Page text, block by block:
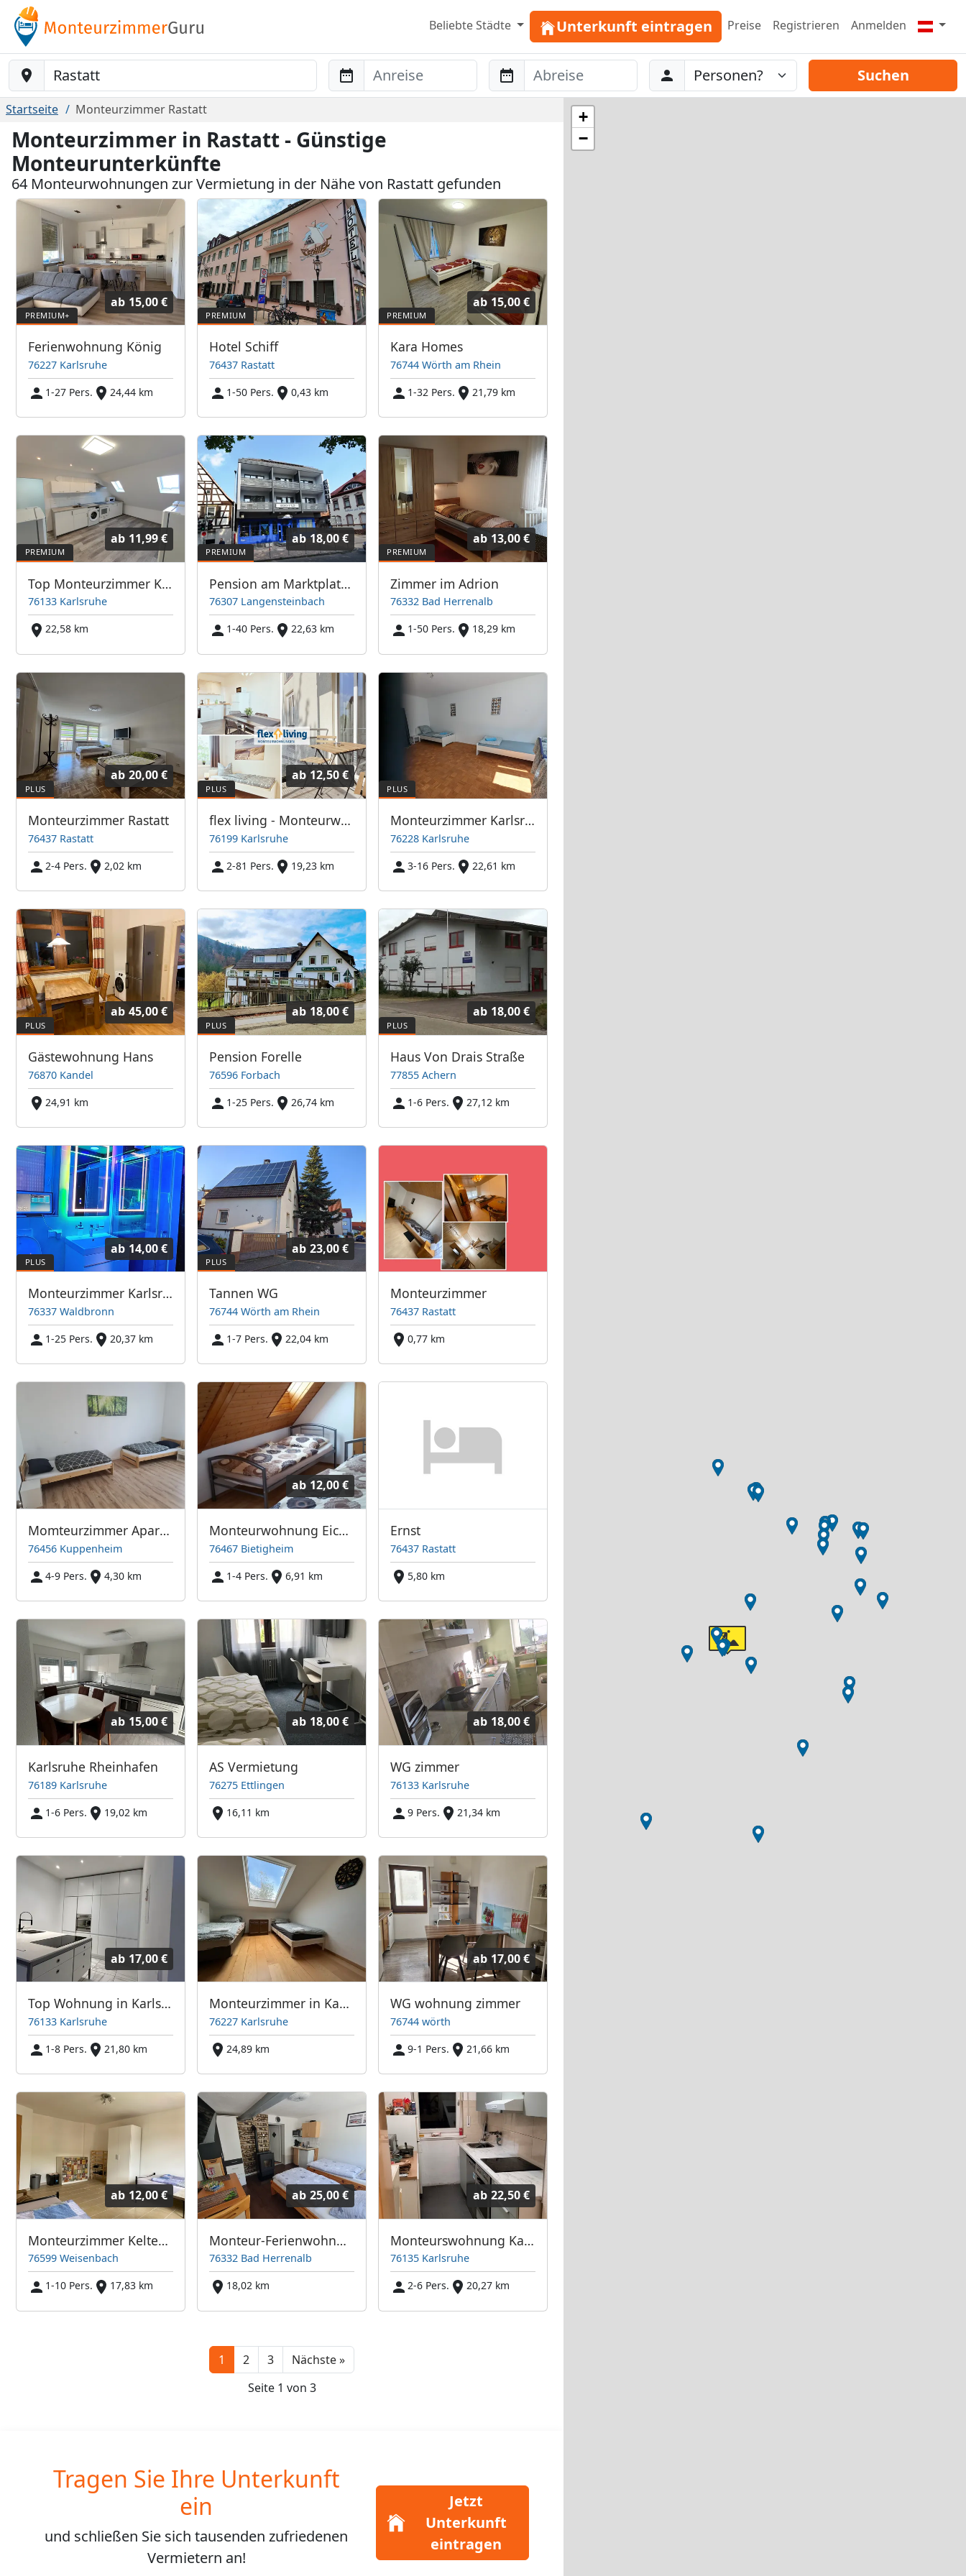
Beliebte Städte Unterkunft eintragen Preise Registrieren Anmelden
Baustelle-Location Anreise Abreise Abreise
Personen Suchen
Startseite Monteurzimmer Rastatt
Monteurzimmer in Rastatt - Günstige
Monteurunterkünfte
64 Monteurwohnungen zur Vermietung in der Nähe von Rastatt gefunden
ab 15,00 €
Ferienwohnung König
76227 Karlsruhe
1-27 Pers.
24,44 km
Hotel Schiff
76437 Rastatt
1-50 Pers.
0,43 km
ab 15,00 €
Kara Homes
76744 Wörth am Rhein
1-32 Pers.
21,79 km
ab 11,99 €
Top Monteurzimmer Karlsruhe & Umgebung
76133 Karlsruhe
22,58 km
ab 18,00 €
Pension am Marktplatz - Kalrsbad
76307 Langensteinbach
1-40 Pers.
22,63 km
ab 13,00 €
Zimmer im Adrion
76332 Bad Herrenalb
1-50 Pers.
18,29 km
ab 20,00 €
Monteurzimmer Rastatt
76437 Rastatt
2-4 Pers.
2,02 km
ab 12,50 €
flex living - Monteurwohnungen in Karlsruhe (DEU|EN|PL|HU|RU)
76199 Karlsruhe
2-81 Pers.
19,23 km
Monteurzimmer Karlsruhe
76228 Karlsruhe
3-16 Pers.
22,61 km
ab 45,00 €
Gästewohnung Hans
76870 Kandel
24,91 km
ab 18,00 €
Pension Forelle
76596 Forbach
1-25 Pers.
26,74 km
ab 18,00 €
Haus Von Drais Straße
77855 Achern
1-6 Pers.
27,12 km
ab 14,00 €
Monteurzimmer Karlsruhe
76337 Waldbronn
1-25 Pers.
20,37 km
ab 23,00 €
Tannen WG
76744 Wörth am Rhein
1-7 Pers.
22,04 km
Monteurzimmer
76437 Rastatt
0,77 km
Momteurzimmer Apartmentam Bahnsteig
76456 Kuppenheim
4-9 Pers.
4,30 km
ab 12,00 €
Monteurwohnung Eichhorn
76467 Bietigheim
1-4 Pers.
6,91 km
Ernst
76437 Rastatt
5,80 km
ab 15,00 €
Karlsruhe Rheinhafen
76189 Karlsruhe
1-6 Pers.
19,02 km
ab 18,00 €
AS Vermietung
76275 Ettlingen
16,11 km
ab 18,00 €
WG zimmer
76133 Karlsruhe
9 Pers.
21,34 km
ab 17,00 €
Top Wohnung in Karlsruhe Zentrum – voll möbliert, Balkon, WLAN
76133 Karlsruhe
1-8 Pers.
21,80 km
Monteurzimmer in Karlsruhe-Durlach direkt an der A5!
76227 Karlsruhe
24,89 km
ab 17,00 €
WG wohnung zimmer
76744 wörth
9-1 Pers.
21,66 km
ab 12,00 €
Monteurzimmer Kelterstrasse 9
76599 Weisenbach
1-10 Pers.
17,83 km
ab 25,00 €
Monteur-Ferienwohnung an der Kullenmühle
76332 Bad Herrenalb
18,02 km
ab 22,50 €
Monteurswohnung Karlsruhe
76135 Karlsruhe
2-6 Pers.
20,27 km
1 2 3 Nächste »Next
Seite 1 von 3
Tragen Sie Ihre Unterkunft
ein
und schließen Sie sichtausenden zufriedenen
Vermietern an!
Jetzt
Unterkunft
eintragen
+
−